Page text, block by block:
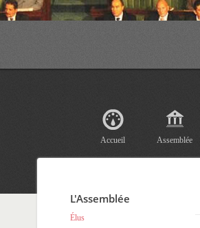
Accueil Assemblée
L'Assemblée
Élus